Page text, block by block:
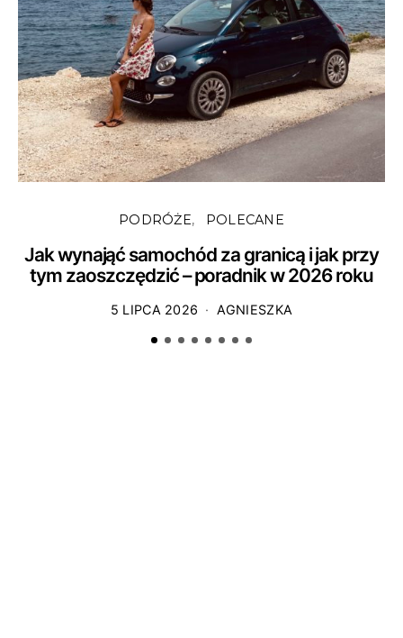
PODRÓŻE POLECANE
Jak wynająć samochód za granicą i jak przy
tym zaoszczędzić – poradnik w 2026 roku
5 LIPCA 2026 AGNIESZKA